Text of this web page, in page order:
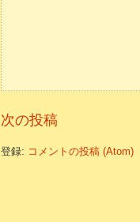
次の投稿
登録: コメントの投稿 (Atom)